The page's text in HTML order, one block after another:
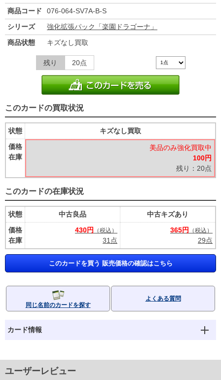
商品コード
076-064-SV7A-B-S
シリーズ
強化拡張パック「楽園ドラゴーナ」
商品状態
キズなし買取
残り 20点
このカードの買取状況
状態
価格
在庫
キズなし買取
美品のみ強化買取中
100円
残り：20点
このカードの在庫状況
状態
価格
在庫
中古良品
430円
（税込）
31点
中古キズあり
365円
（税込）
29点
このカードを買う 販売価格の確認はこちら
同じ名前のカードを探す
よくある質問
カード情報
ユーザーレビュー